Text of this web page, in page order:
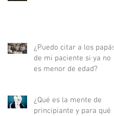
¿Puedo citar a los papás
de mi paciente si ya no
es menor de edad?
¿Qué es la mente de
principiante y para qué